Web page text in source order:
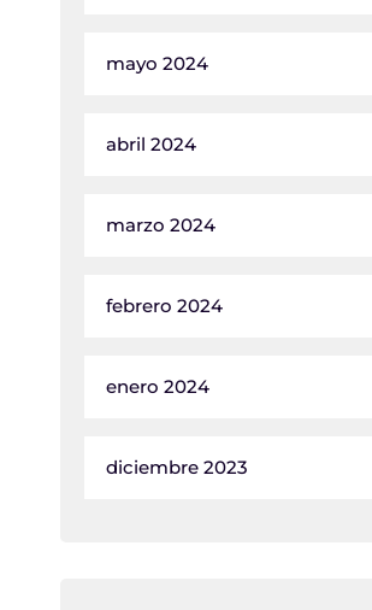
mayo 2024
abril 2024
marzo 2024
febrero 2024
enero 2024
diciembre 2023